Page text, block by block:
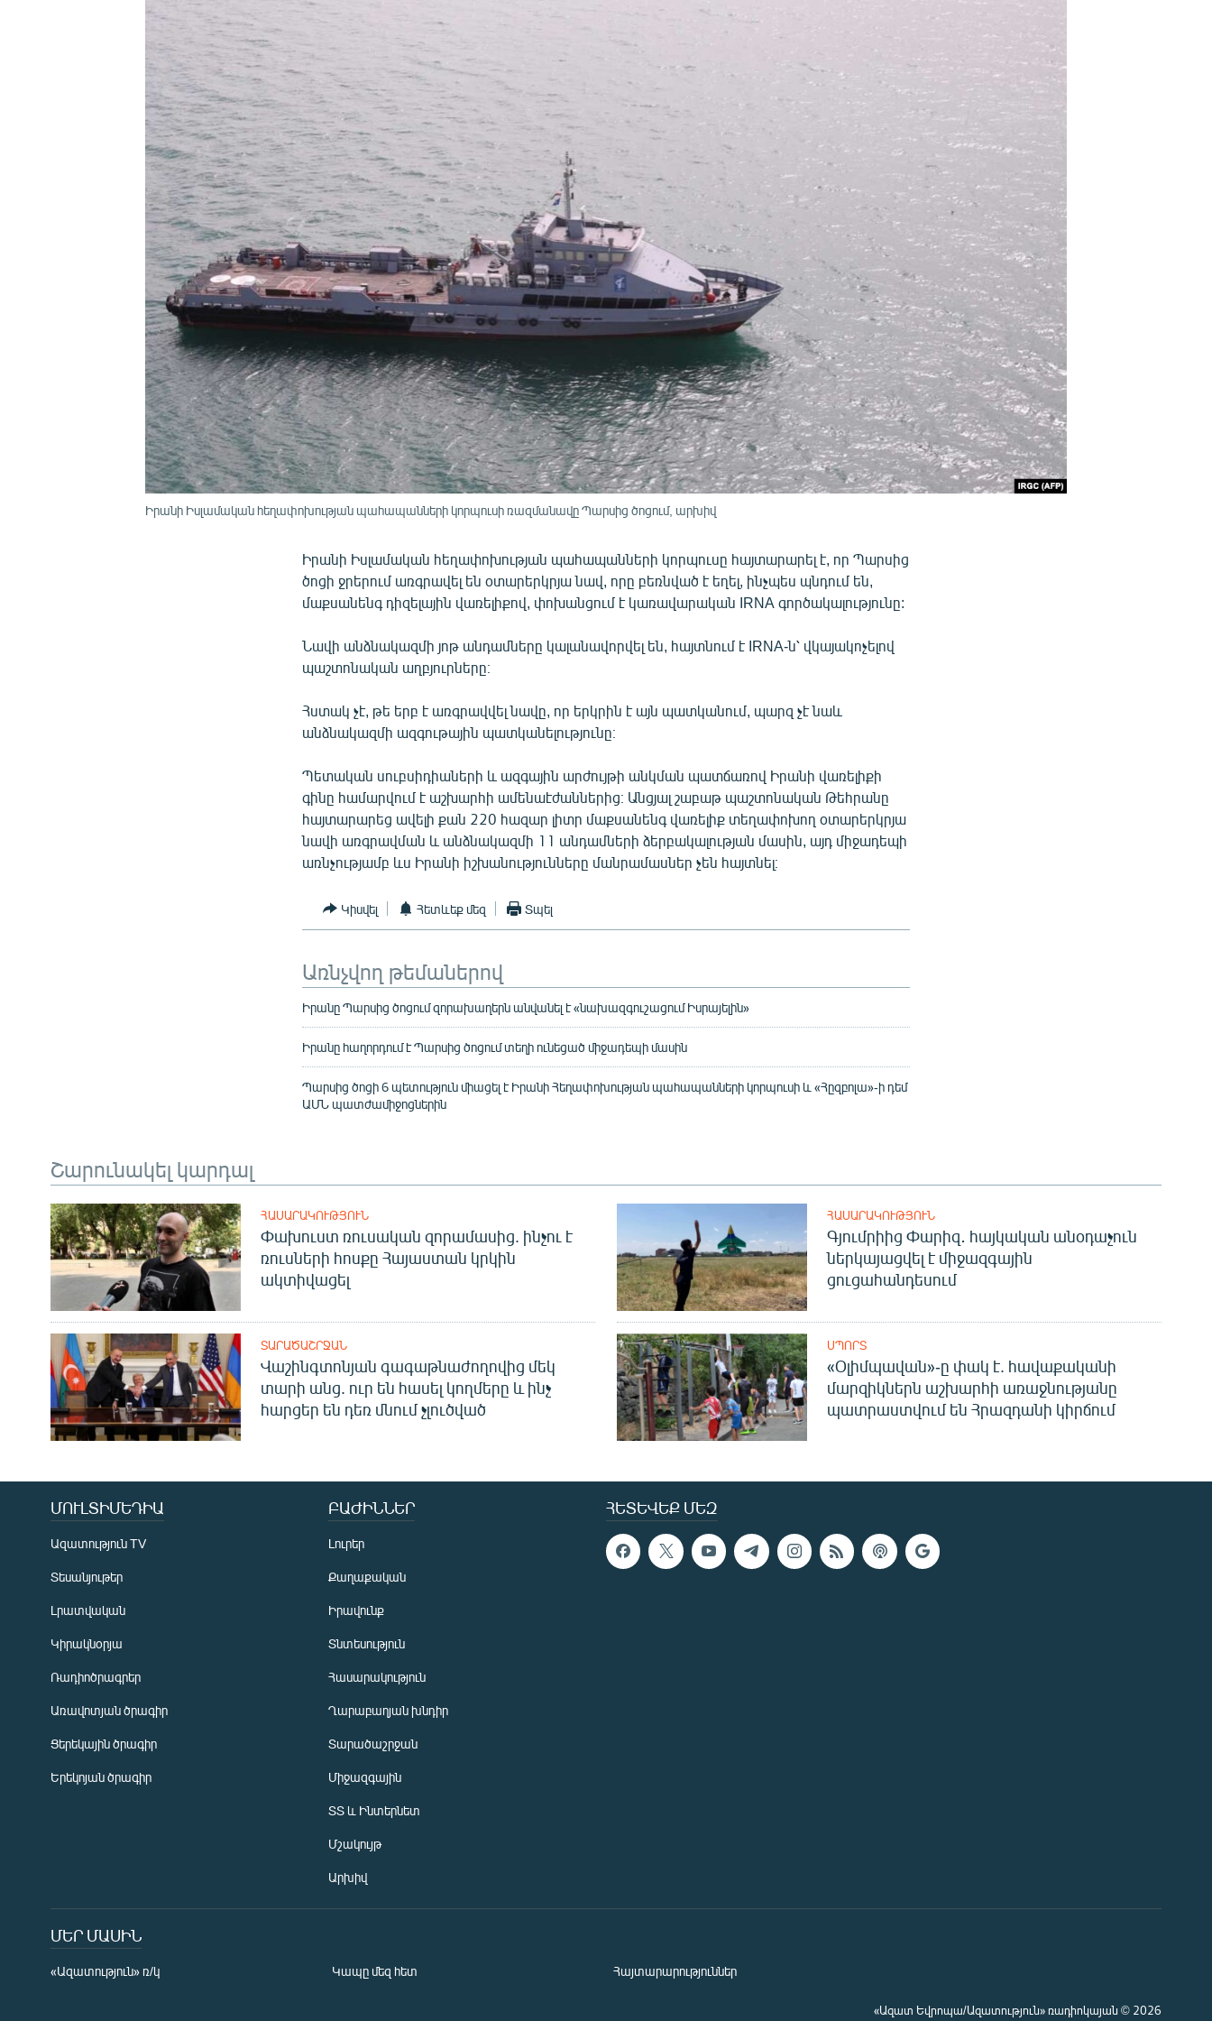
ՄԵԿՆԱԲԱՆՈՒԹՅՈՒՆ
ՁԳՏԵԼՈՎ ԼԱՎԱԳՈՒՅՆԻՆ
Իրանի Իսլամական հեղափոխության պահապանների կորպուսի ռազմանավը Պարսից ծոցում, արխիվ
Իրանի Իսլամական հեղափոխության պահապանների կորպուսը հայտարարել է, որ Պարսից
ծոցի ջրերում առգրավել են օտարերկրյա նավ, որը բեռնված է եղել, ինչպես պնդում են,
մաքսանենգ դիզելային վառելիքով, փոխանցում է կառավարական IRNA գործակալությունը:
Նավի անձնակազմի յոթ անդամները կալանավորվել են, հայտնում է IRNA-ն՝ վկայակոչելով
պաշտոնական աղբյուրները։
Հստակ չէ, թե երբ է առգրավվել նավը, որ երկրին է այն պատկանում, պարզ չէ նաև
անձնակազմի ազգութային պատկանելությունը։
Պետական սուբսիդիաների և ազգային արժույթի անկման պատճառով Իրանի վառելիքի
գինը համարվում է աշխարհի ամենաէժաններից։ Անցյալ շաբաթ պաշտոնական Թեհրանը
հայտարարեց ավելի քան 220 հազար լիտր մաքսանենգ վառելիք տեղափոխող օտարերկրյա
նավի առգրավման և անձնակազմի 11 անդամների ձերբակալության մասին, այդ միջադեպի
առնչությամբ ևս Իրանի իշխանությունները մանրամասներ չեն հայտնել։
Կիսվել Հետևեք մեզ Տպել
Առնչվող թեմաներով
Իրանը Պարսից ծոցում զորախաղերն անվանել է «նախազգուշացում Իսրայելին»
Իրանը հաղորդում է Պարսից ծոցում տեղի ունեցած միջադեպի մասին
Պարսից ծոցի 6 պետություն միացել է Իրանի Հեղափոխության պահապանների կորպուսի և «Հըզբոլա»-ի դեմ
ԱՄՆ պատժամիջոցներին
Շարունակել կարդալ
ՀԱՍԱՐԱԿՈՒԹՅՈՒՆ
Փախուստ ռուսական զորամասից. ինչու է
ռուսների հոսքը Հայաստան կրկին
ակտիվացել
ՀԱՍԱՐԱԿՈՒԹՅՈՒՆ
Գյումրիից Փարիզ․ հայկական անօդաչուն
ներկայացվել է միջազգային
ցուցահանդեսում
ՏԱՐԱԾԱՇՐՋԱՆ
Վաշինգտոնյան գագաթնաժողովից մեկ
տարի անց. ուր են հասել կողմերը և ինչ
հարցեր են դեռ մնում չլուծված
ՍՊՈՐՏ
«Օլիմպավան»-ը փակ է. հավաքականի
մարզիկներն աշխարհի առաջնությանը
պատրաստվում են Հրազդանի կիրճում
ՀԵՏԵՎԵՔ ՄԵԶ
ՄՈՒԼՏԻՄԵԴԻԱ
Ազատություն TV
Տեսանյութեր
Լրատվական
Կիրակնօրյա
Ռադիոծրագրեր
Առավոտյան ծրագիր
Ցերեկային ծրագիր
Երեկոյան ծրագիր
ԲԱԺԻՆՆԵՐ
Լուրեր
Քաղաքական
Իրավունք
Տնտեսություն
Հասարակություն
Ղարաբաղյան խնդիր
Տարածաշրջան
Միջազգային
ՏՏ և Ինտերնետ
Մշակույթ
Արխիվ
ՄԵՐ ՄԱՍԻՆ
«Ազատություն» ռ/կ Կապը մեզ հետ Հայտարարություններ
«Ազատ Եվրոպա/Ազատություն» ռադիոկայան © 2026